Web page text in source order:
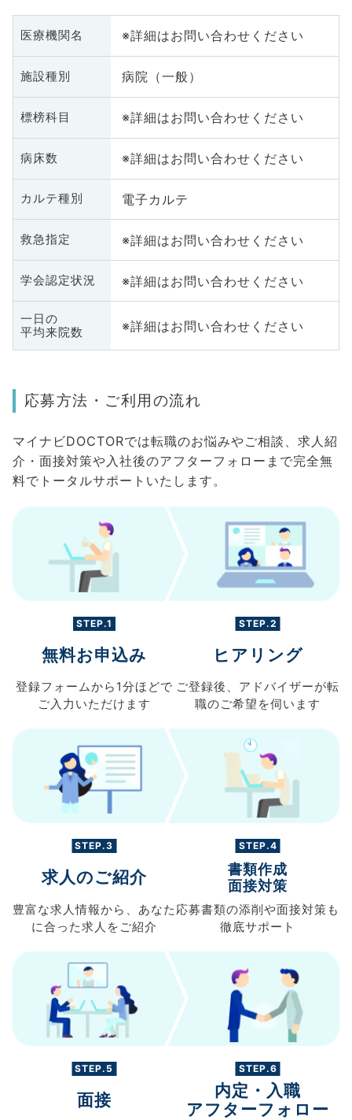
医療機関名 ※詳細はお問い合わせください
施設種別 病院（一般）
標榜科目 ※詳細はお問い合わせください
病床数 ※詳細はお問い合わせください
カルテ種別 電子カルテ
救急指定 ※詳細はお問い合わせください
学会認定状況 ※詳細はお問い合わせください
一日の
平均来院数
※詳細はお問い合わせください
応募方法・ご利用の流れ
マイナビDOCTORでは転職のお悩みやご相談、求人紹
介・面接対策や入社後のアフターフォローまで完全無
料でトータルサポートいたします。
STEP.1
無料お申込み
登録フォームから 1分ほどで
ご入力 いただけます
STEP.2
ヒアリング
ご登録後、 アドバイザーが転
職のご希望を伺います
STEP.3
求人のご紹介
豊富な求人情報から、 あなた
に合った求人を ご紹介
STEP.4
書類作成
面接対策
応募書類の添削や面接対策も
徹底サポート
STEP.5
面接
STEP.6
内定・入職
アフターフォロー